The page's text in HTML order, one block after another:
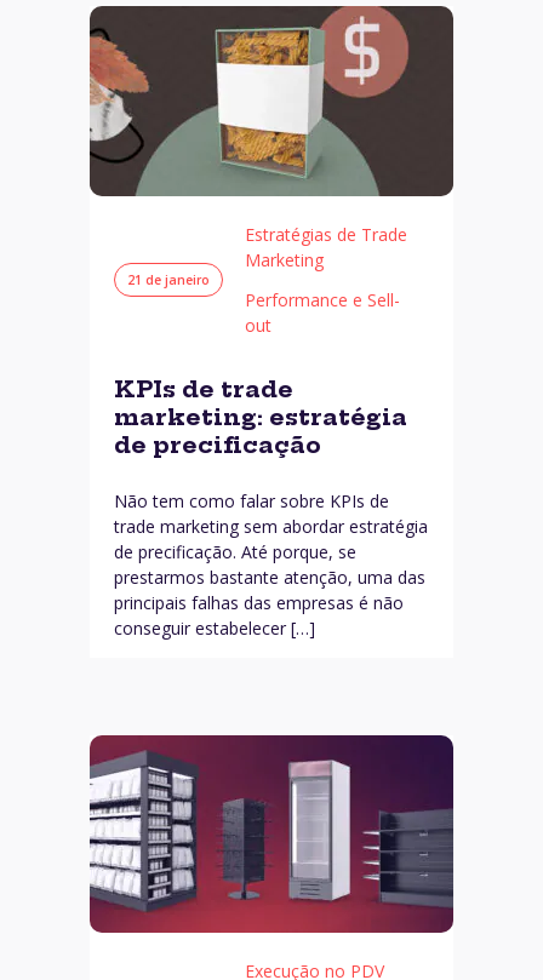
21 de janeiro
Estratégias de Trade
Marketing
Performance e Sell-
out
KPIs de trade
marketing: estratégia
de precificação
Não tem como falar sobre KPIs de
trade marketing sem abordar estratégia
de precificação. Até porque, se
prestarmos bastante atenção, uma das
principais falhas das empresas é não
conseguir estabelecer […]
Execução no PDV